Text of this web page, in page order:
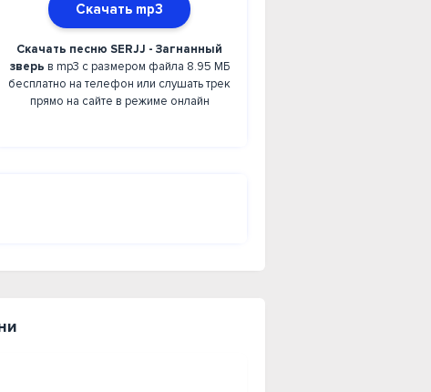
Скачать mp3
Скачать песню SERJJ - Загнанный
зверь в mp3 с размером файла 8.95 МБ
бесплатно на телефон или слушать трек
прямо на сайте в режиме онлайн